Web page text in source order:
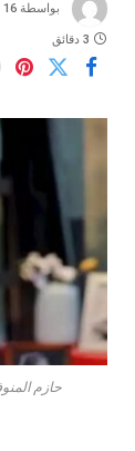
بواسطة 16 يناير، 2026
3 دقائق
حازم